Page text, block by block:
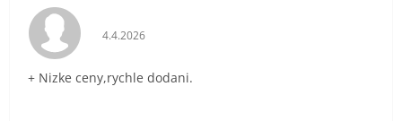
Hodnocení obchodu je 5 z 5 hvězdiček.
4.4.2026
+ Nizke ceny,rychle dodani.